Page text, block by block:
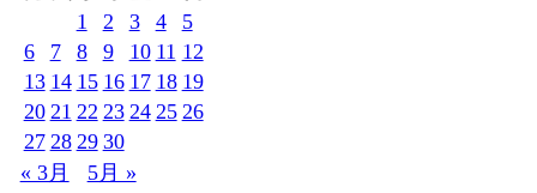
1
2 3 4
5
6
7 8 9 10 11 12
13 14 15 16 17 18 19
20 21 22 23 24 25 26
27 28 29 30
« 3月
5月 »